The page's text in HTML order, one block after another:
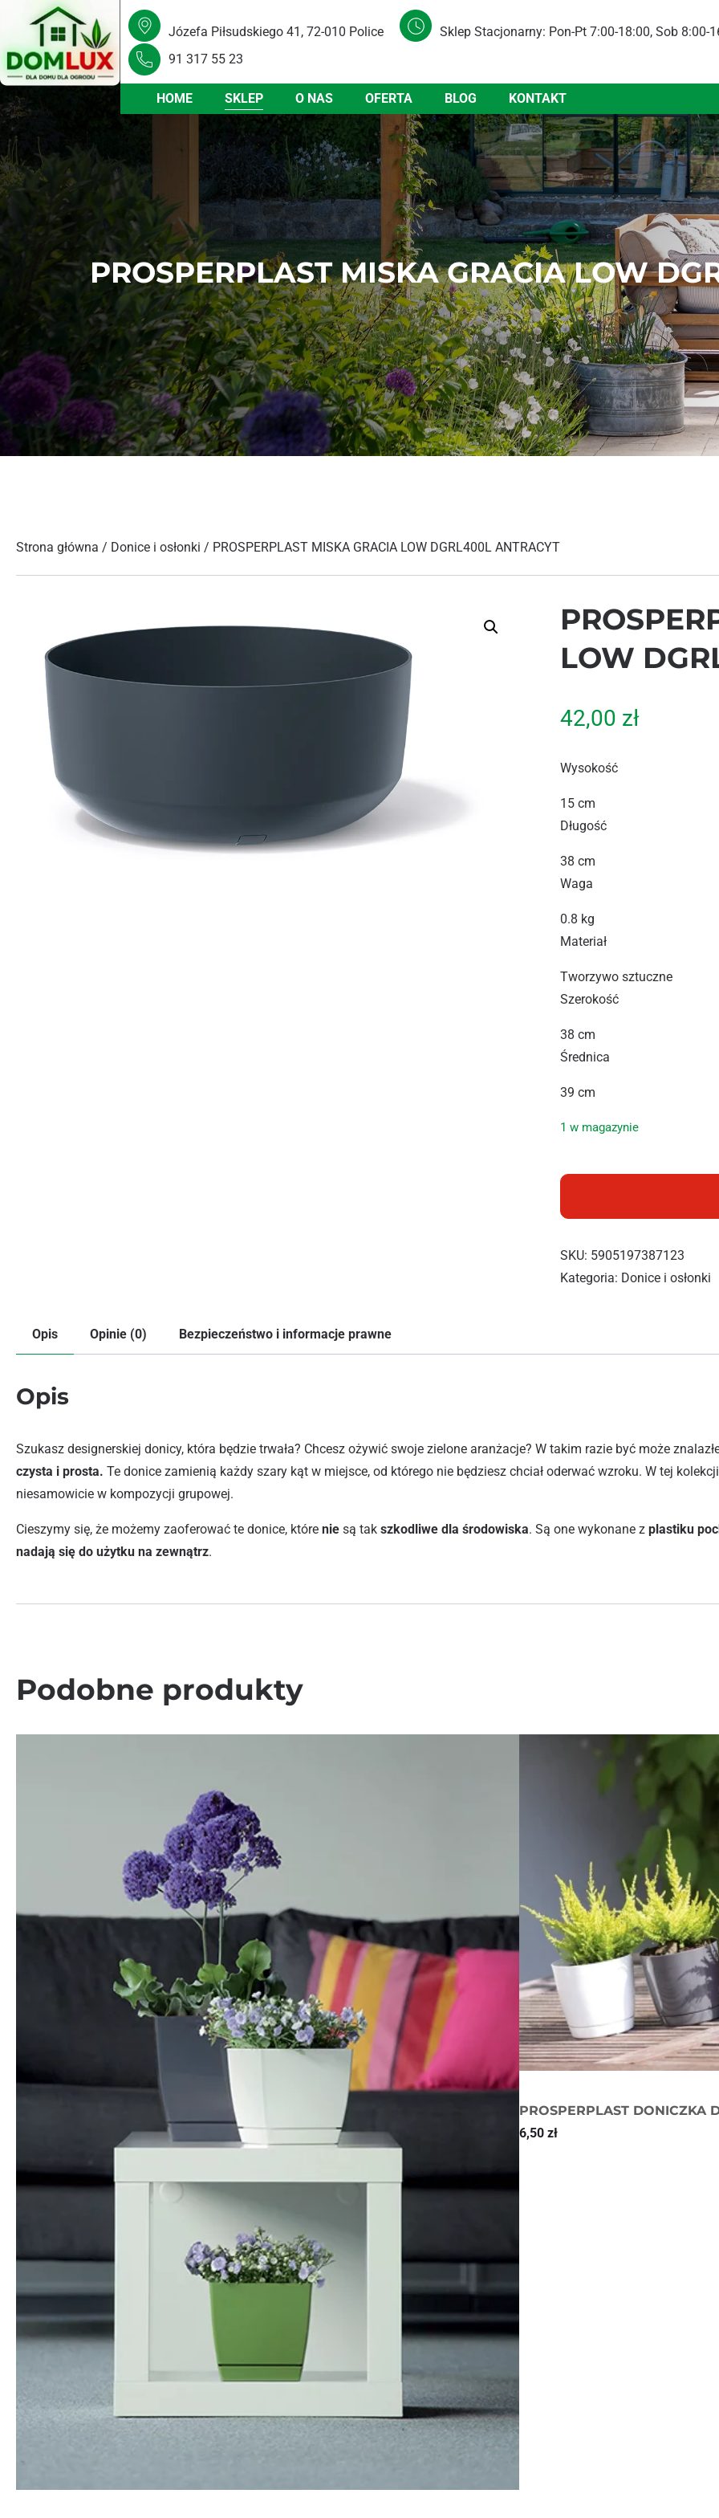
Józefa Piłsudskiego 41, 72-010 Police Sklep Stacjonarny: Pon-Pt 7:00-18:00, Sob 8:00-
91 317 55 23
HOME SKLEP O NAS OFERTA BLOG KONTAKT
PROSPERPLAST MISKA GRACIA LOW
Strona główna / Donice i osłonki / PROSPERPLAST MISKA GRACIA LOW DGRL400L ANTRACYT
LOW
42,00 zł
Wysokość
15 cm
Długość
38 cm
Waga
0.8 kg
Materiał
Tworzywo sztuczne
Szerokość
38 cm
Średnica
39 cm
1 w magazynie
SKU: 5905197387123
Kategoria: Donice i osłonki
Opis Opinie (0) Bezpieczeństwo i informacje prawne
Opis
Szukasz designerskiej donicy, która będzie trwała? Chcesz ożywić swoje zielone aranżacje? W takim razie być może
czysta i prosta. Te donice zamienią każdy szary kąt w miejsce, od którego nie będziesz chciał oderwać wzroku. W tej
niesamowicie w kompozycji grupowej.
Cieszymy się, że możemy zaoferować te donice, które nie są tak szkodliwe dla środowiska. Są one wykonane z plastiku
nadają się do użytku na zewnątrz.
Podobne produkty
PROSPERPLAST DONICZKA
6,50 zł